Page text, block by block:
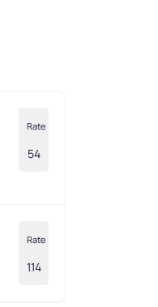
Rate
54
Rate
114